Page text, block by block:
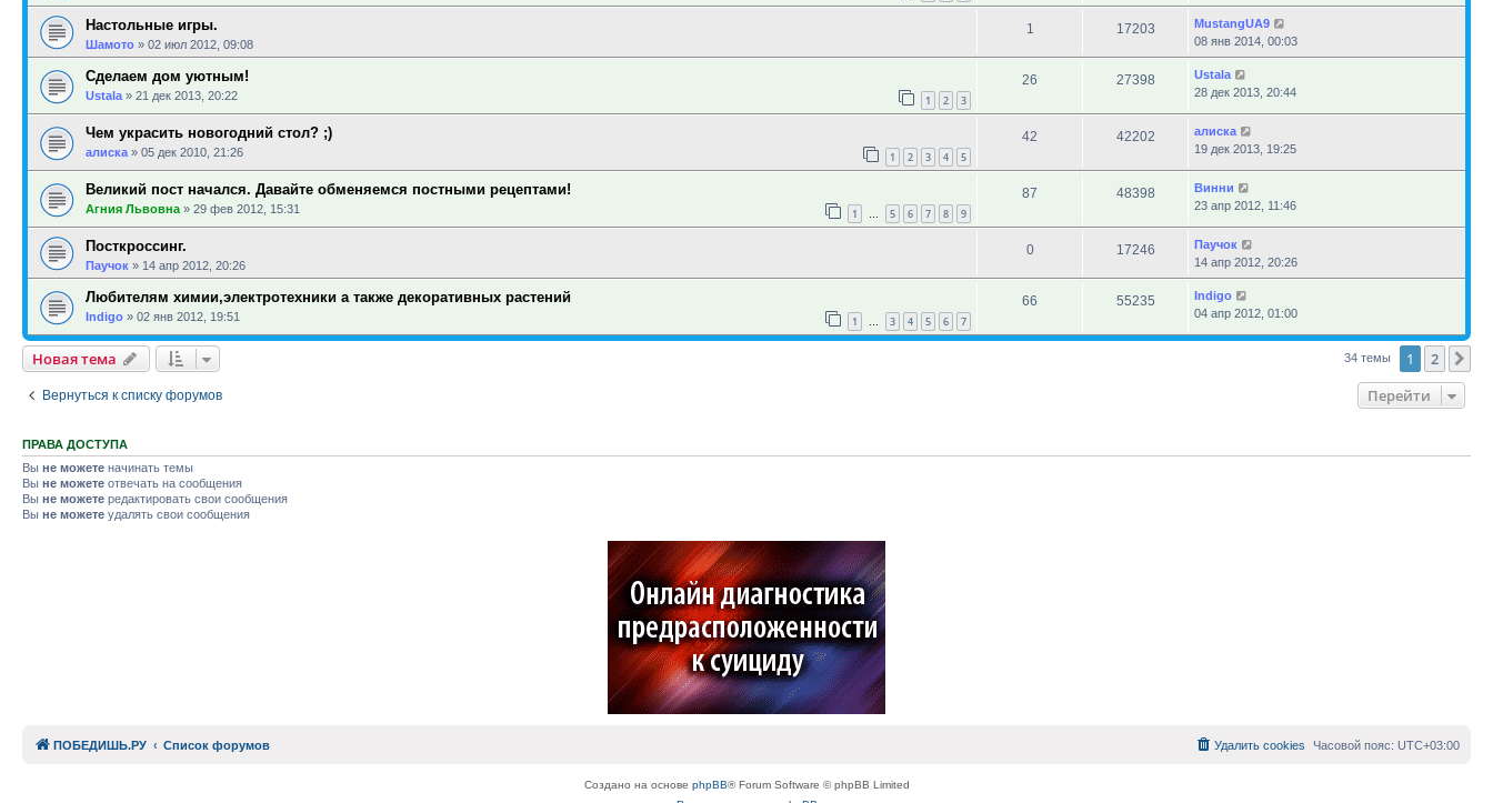
Настольные игры.
Шамото » 02 июл 2012, 09:08
1 17203
MustangUA9
08 янв 2014, 00:03
Сделаем дом уютным!
Ustala » 21 дек 2013, 20:22 1 2 3
26 27398
Ustala
28 дек 2013, 20:44
Чем украсить новогодний стол? ;)
алиска » 05 дек 2010, 21:26 1 2 3 4 5
42 42202
алиска
19 дек 2013, 19:25
Великий пост начался. Давайте обменяемся постными рецептами!
Агния Львовна » 29 фев 2012, 15:31 1 … 5 6 7 8 9
87 48398
Винни
23 апр 2012, 11:46
Посткроссинг.
Паучок » 14 апр 2012, 20:26
0 17246
Паучок
14 апр 2012, 20:26
Любителям химии,электротехники а также декоративных растений
Indigo » 02 янв 2012, 19:51 1 … 3 4 5 6 7
66 55235
Indigo
04 апр 2012, 01:00
Новая тема 34 темы 1 2
Вернуться к списку форумов Перейти
ПРАВА ДОСТУПА
Вы не можете начинать темы
Вы не можете отвечать на сообщения
Вы не можете редактировать свои сообщения
Вы не можете удалять свои сообщения
ПОБЕДИШЬ.РУ Список форумов Часовой пояс: UTC+03:00
Удалить cookies
Создано на основе phpBB® Forum Software © phpBB Limited